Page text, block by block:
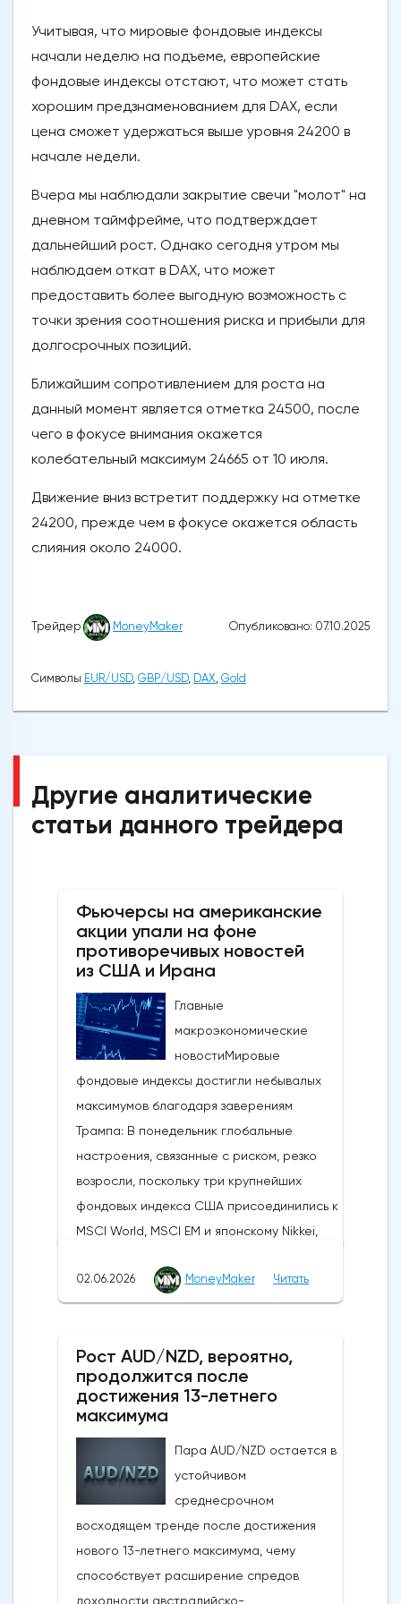
Учитывая, что мировые фондовые индексы
начали неделю на подъеме, европейские
фондовые индексы отстают, что может стать
хорошим предзнаменованием для DAX, если
цена сможет удержаться выше уровня 24200 в
начале недели.
Вчера мы наблюдали закрытие свечи "молот" на
дневном таймфрейме, что подтверждает
дальнейший рост. Однако сегодня утром мы
наблюдаем откат в DAX, что может
предоставить более выгодную возможность с
точки зрения соотношения риска и прибыли для
долгосрочных позиций.
Ближайшим сопротивлением для роста на
данный момент является отметка 24500, после
чего в фокусе внимания окажется
колебательный максимум 24665 от 10 июля.
Движение вниз встретит поддержку на отметке
24200, прежде чем в фокусе окажется область
слияния около 24000.
Трейдер MoneyMaker Опубликовано: 07.10.2025
Символы EUR/USD, GBP/USD, DAX, Gold
Другие аналитические
статьи данного трейдера
Фьючерсы на американские
акции упали на фоне
противоречивых новостей
из США и Ирана
Главные
макроэкономические
новостиМировые
фондовые индексы достигли небывалых
максимумов благодаря заверениям
Трампа: В понедельник глобальные
настроения, связанные с риском, резко
возросли, поскольку три крупнейших
фондовых индекса США присоединились к
MSCI World, MSCI EM и японскому Nikkei,
Широкое продвижение вперед
последовало за заявлениями президента
то, что, несмотря на новые военные
обмены в выходные, Вашингтон и Тегеран
по-прежнему ведут активные
дискуссии.Производственная активность в
США достигла 4-летнего максимума:
Несмотря на структурные проблемы,
связанные с нефтяным кризисом в
регионе и рекордно низким уровнем
потребительского доверия,
02.06.2026 MoneyMaker Читать
Рост AUD/NZD, вероятно,
продолжится после
достижения 13-летнего
максимума
Пара AUD/NZD остается в
устойчивом
среднесрочном
восходящем тренде после достижения
нового 13-летнего максимума, чему
способствует расширение спредов
доходности австралийско-